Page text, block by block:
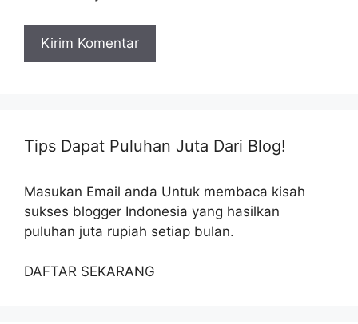
Tips Dapat Puluhan Juta Dari Blog!
Masukan Email anda Untuk membaca kisah
sukses blogger Indonesia yang hasilkan
puluhan juta rupiah setiap bulan.
DAFTAR SEKARANG